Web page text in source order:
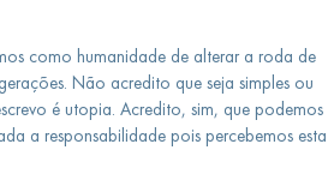
como humanidade de alterar a roda de
Não acredito que seja simples ou
é utopia. Acredito, sim, que podemos
a responsabilidade pois percebemos esta